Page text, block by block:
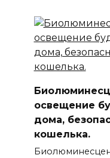
освещение
дома,
кошелька.